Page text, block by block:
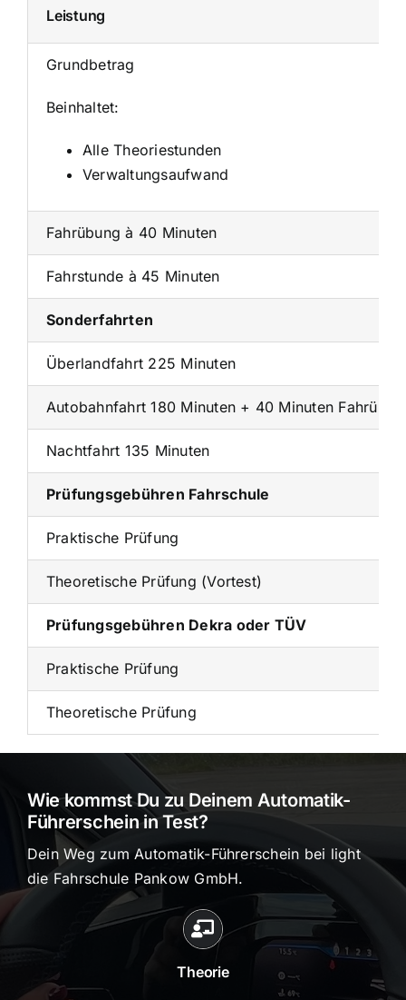
Leistung
Grundbetrag
Beinhaltet:
Alle Theoriestunden
Verwaltungsaufwand
Fahrübung à 40 Minuten
Fahrstunde à 45 Minuten
Sonderfahrten
Überlandfahrt 225 Minuten
Autobahnfahrt 180 Minuten + 40 Minuten
Nachtfahrt 135 Minuten
Prüfungsgebühren Fahrschule
Praktische Prüfung
Theoretische Prüfung (Vortest)
Prüfungsgebühren Dekra oder TÜV
Praktische Prüfung
Theoretische Prüfung
Wie kommst Du zu Deinem Automatik-
Führerschein in Test?
Dein Weg zum Automatik-Führerschein bei light
die Fahrschule Pankow GmbH.
Theorie